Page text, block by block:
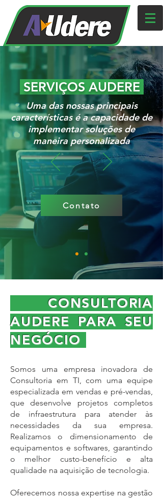
SERVIÇOS AUDERE
Uma das nossas principais
características é a capacidade de
implementar soluções de
maneira personalizada
Contato
CONSULTORIA
AUDERE PARA SEU
NEGÓCIO
Somos uma empresa inovadora de
Consultoria em TI, com uma equipe
especializada em vendas e pré-vendas,
que desenvolve projetos completos
de infraestrutura para atender às
necessidades da sua empresa.
Realizamos o dimensionamento de
equipamentos e softwares, garantindo
o melhor custo-benefício e alta
qualidade na aquisição de tecnologia.
Oferecemos nossa expertise na gestão